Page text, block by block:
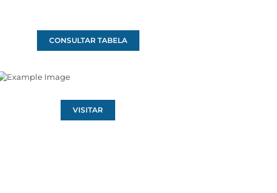
CONSULTAR TABELA
VISITAR